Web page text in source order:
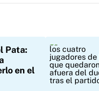
Pata:
en el